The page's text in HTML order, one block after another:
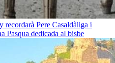
recordarà Pere Casaldàliga i
Pasqua dedicada al bisbe